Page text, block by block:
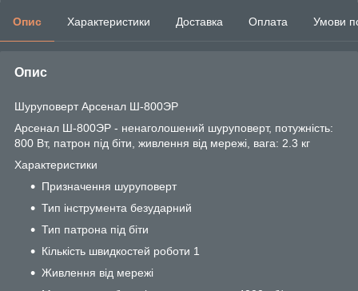
Опис Характеристики Доставка Оплата Умови
Опис
Шуруповерт Арсенал Ш-800ЭР
Арсенал Ш-800ЭР - ненаголошений шуруповерт, потужність:
800 Вт, патрон під біти, живлення від мережі, вага: 2.3 кг
Характеристики
Призначення шуруповерт
Тип інструмента безударний
Тип патрона під біти
Кількість швидкостей роботи 1
Живлення від мережі